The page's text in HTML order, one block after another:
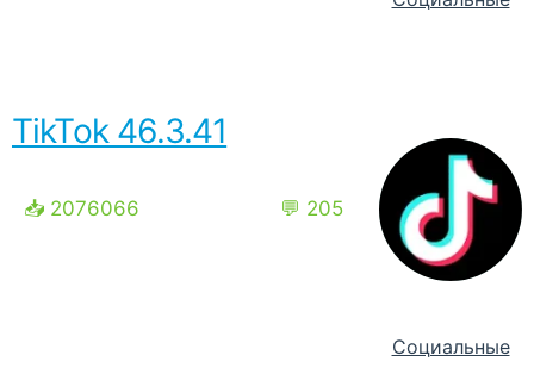
TikTok 46.3.41
📥 2076066 💬 205
Социальные